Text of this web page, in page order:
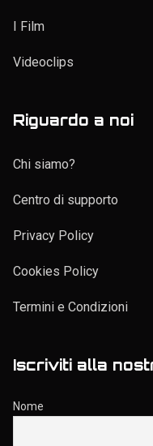
I Film
Videoclips
Riguardo a noi
Chi siamo?
Centro di supporto
Privacy Policy
Cookies Policy
Termini e Condizioni
Iscriviti alla
Nome